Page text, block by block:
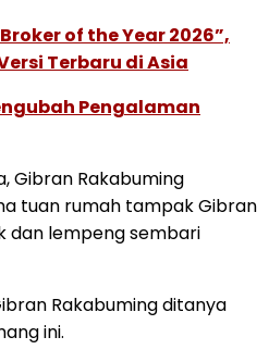
of the Year 2026”,
Terbaru di Asia
Pengalaman
Gibran Rakabuming
tuan rumah tampak Gibran
dan lempeng sembari
Rakabuming ditanya
ini.